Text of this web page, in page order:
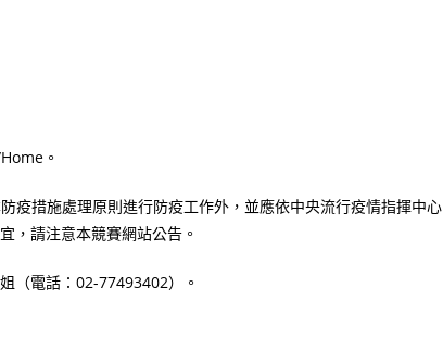
。
疫措施處理原則進行防疫工作外，並應依中央流行疫情指揮中心
，請注意本競賽網站公告。
（電話：02-77493402）。